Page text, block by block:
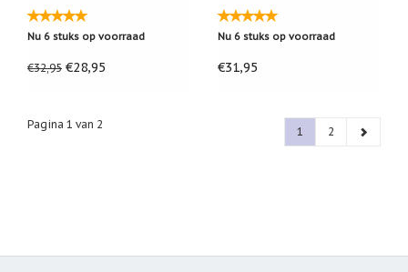
Nu 6 stuks op voorraad
€32,95 €28,95
Nu 6 stuks op voorraad
€31,95
Pagina 1 van 2
1 2